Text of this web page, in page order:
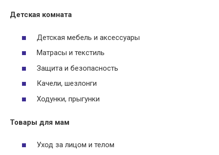
Детская комната
Детская мебель и аксессуары
Матрасы и текстиль
Защита и безопасность
Качели, шезлонги
Ходунки, прыгунки
Товары для мам
Уход за лицом и телом